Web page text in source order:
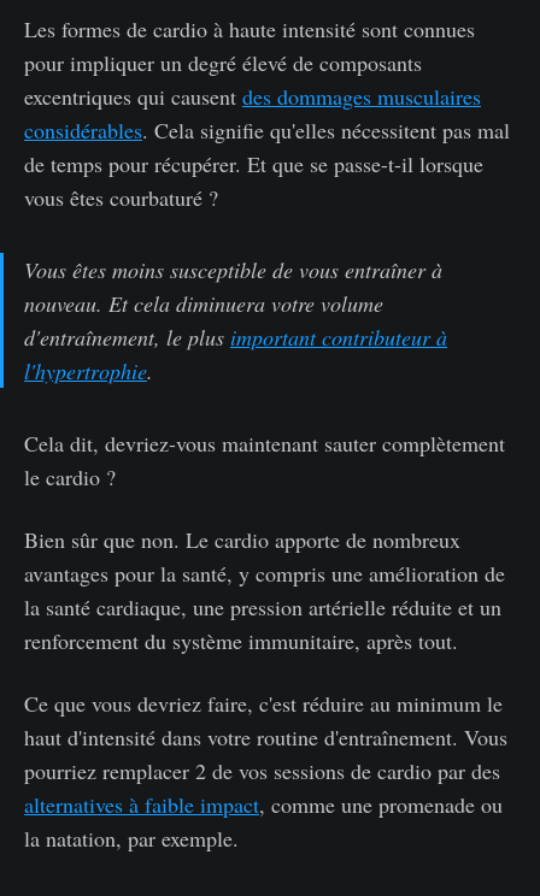
Les formes de cardio à haute intensité sont connues
pour impliquer un degré élevé de composants
excentriques qui causent des dommages musculaires
considérables. Cela signifie qu'elles nécessitent pas mal
de temps pour récupérer. Et que se passe-t-il lorsque
vous êtes courbaturé ?
Vous êtes moins susceptible de vous entraîner à
nouveau. Et cela diminuera votre volume
d'entraînement, le plus important contributeur à
l'hypertrophie.
Cela dit, devriez-vous maintenant sauter complètement
le cardio ?
Bien sûr que non. Le cardio apporte de nombreux
avantages pour la santé, y compris une amélioration de
la santé cardiaque, une pression artérielle réduite et un
renforcement du système immunitaire, après tout.
Ce que vous devriez faire, c'est réduire au minimum le
haut d'intensité dans votre routine d'entraînement. Vous
pourriez remplacer 2 de vos sessions de cardio par des
alternatives à faible impact, comme une promenade ou
la natation, par exemple.